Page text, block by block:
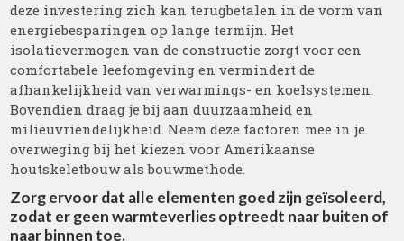
deze investering zich kan terugbetalen in de vorm van
energiebesparingen op lange termijn. Het
isolatievermogen van de constructie zorgt voor een
comfortabele leefomgeving en vermindert de
afhankelijkheid van verwarmings- en koelsystemen.
Bovendien draag je bij aan duurzaamheid en
milieuvriendelijkheid. Neem deze factoren mee in je
overweging bij het kiezen voor Amerikaanse
houtskeletbouw als bouwmethode.
Zorg ervoor dat alle elementen goed zijn geïsoleerd,
zodat er geen warmteverlies optreedt naar buiten of
naar binnen toe.